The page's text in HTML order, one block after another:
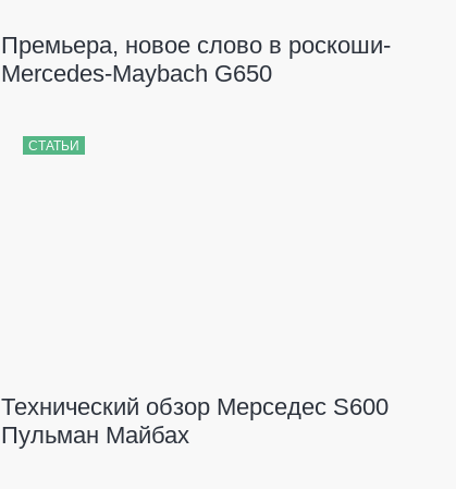
Премьера, новое слово в роскоши-
Mercedes-Maybach G650
СТАТЬИ
Технический обзор Мерседес S600
Пульман Майбах